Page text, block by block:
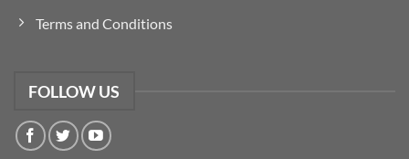
Terms and Conditions
FOLLOW US